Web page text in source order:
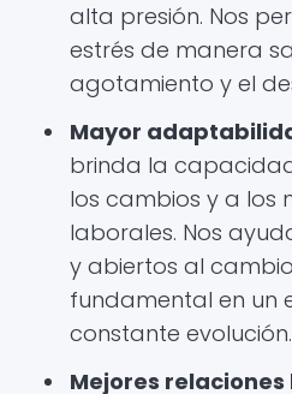
alta presión. Nos
estrés de manera
agotamiento y el
Mayor
brinda la
los cambios y a los
laborales. Nos
y abiertos al
fundamental en un
constante evolución.
Mejores